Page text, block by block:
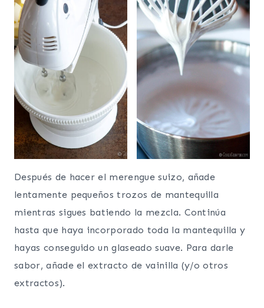
Después de hacer el merengue suizo, añade
lentamente pequeños trozos de mantequilla
mientras sigues batiendo la mezcla. Continúa
hasta que haya incorporado toda la mantequilla y
hayas conseguido un glaseado suave. Para darle
sabor, añade el extracto de vainilla (y/o otros
extractos).